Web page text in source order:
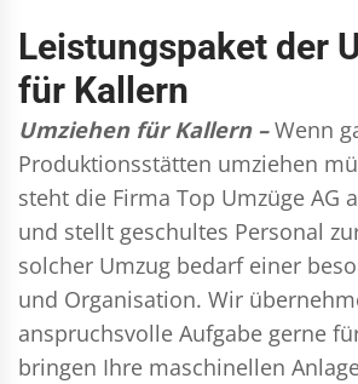
Leistungspaket der
für Kallern
Umziehen für Kallern – Wenn
Produktionsstätten umziehen
steht die Firma Top Umzüge AG
und stellt geschultes Personal
solcher Umzug bedarf einer
und Organisation. Wir
anspruchsvolle Aufgabe gerne
bringen Ihre maschinellen